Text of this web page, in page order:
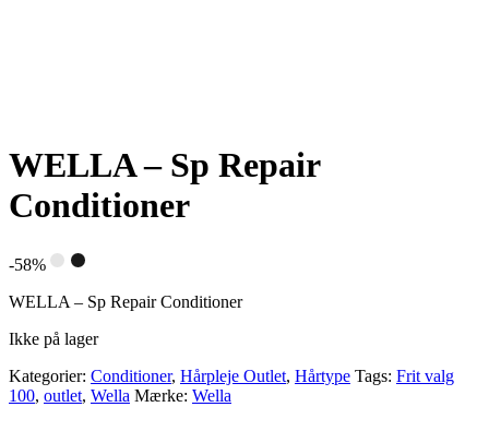
WELLA – Sp Repair
Conditioner
-58%
WELLA – Sp Repair Conditioner
Ikke på lager
Kategorier: Conditioner, Hårpleje Outlet, Hårtype Tags: Frit valg
100, outlet, Wella Mærke: Wella